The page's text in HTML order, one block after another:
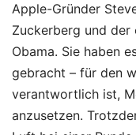
Apple-Gründer
Zuckerberg und der
Obama. Sie haben
gebracht – für den
verantwortlich ist,
anzusetzen.